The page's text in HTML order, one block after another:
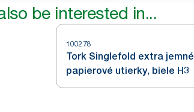
be interested in...
100278
Tork Singlefold extra jemné
papierové utierky, biele H3